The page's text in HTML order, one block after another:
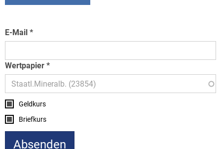
E-Mail
Wertpapier
Geldkurs
Briefkurs